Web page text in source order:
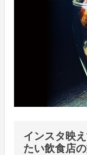
インスタ映
たい飲食店